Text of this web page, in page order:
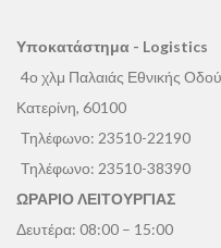
Υποκατάστημα - Logistics
4ο χλμ Παλαιάς Εθνικής
Κατερίνη, 60100
Τηλέφωνο: 23510-22190
Τηλέφωνο: 23510-38390
ΩΡΑΡΙΟ ΛΕΙΤΟΥΡΓΙΑΣ
Δευτέρα: 08:00 – 15:00